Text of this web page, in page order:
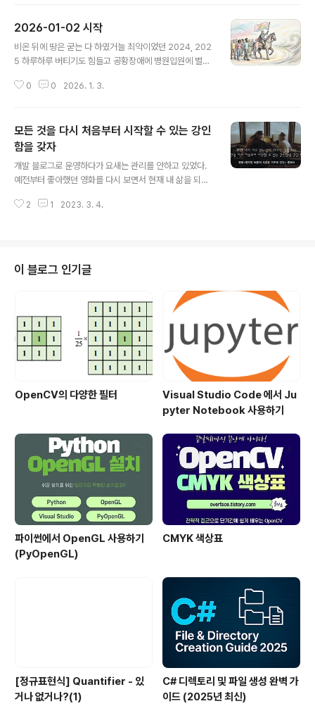
2026-01-02 시작
비온 뒤에 땅은 굳는 다 하였거늘 최악이었던 2024, 202
5 하루하루 버티기도 힘들고 공황장애에 병원입원에 별에
2026년에는 빛을 보나 했더만 시작부터 마른 하늘에 날
에 안잡히고 이놈에 빌어먹을 감정이입 때문에 쓸때없이
오지랆 부리고 올해는 정말정말 아무도 신경안쓰고 내 할
일만해야지.. 회사사람들이랑 친하게 지내는건 줄여야겠
고.. 언제 봤다고 조금 친해졌다고 반말하는 인성이 좀 부족
한 사람들.. 하루 종일 불만에 연속에 투정부리고 앞에서는
말도 못하고.. 어떻게든 자기 일 편하게 하려고 요리조리 도
0 0 2026. 1. 3.
모든 것을 다시 처음부터 시작할 수 있는 강인
함을 갖자
개발 블로그로 운영하다가 요새는 관리를 안하고 있었다.
예전부터 좋아했던 영화를 다시 보면서 현재 내 삶을 되돌
살기를 바란단다.!!! 너무 멋죠용 방황이 길거나 혹은 여러
고 생각하진 않는다. 벤자민 버튼의 시간은 거꾸로 간다의
명대사 중.. 지나간 세월에 대한 경험은 중요하지 않는다고
생각한다. 모든 것을 다시 처음부터 시작할 수 있는 강인함
2 1 2023. 3. 4.
이 블로그 인기글
OpenCV의 다양한 필터
Visual Studio Code 에서 Ju
pyter Notebook 사용하기
파이썬에서 OpenGL 사용하기
(PyOpenGL)
CMYK 색상표
[정규표현식] Quantifier - 있
거나 없거나?(1)
C# 디렉토리 및 파일 생성 완벽 가
이드 (2025년 최신)